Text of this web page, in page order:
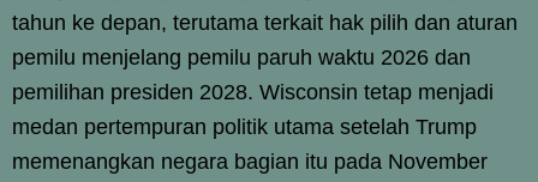
tahun ke depan, terutama terkait hak pilih dan aturan
pemilu menjelang pemilu paruh waktu 2026 dan
pemilihan presiden 2028. Wisconsin tetap menjadi
medan pertempuran politik utama setelah Trump
memenangkan negara bagian itu pada November